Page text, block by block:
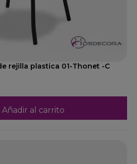
rejilla plastica 01-Thonet -C
Añadir al carrito